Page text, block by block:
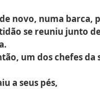
novo, numa barca,
se reuniu junto
um dos chefes da
a seus pés,